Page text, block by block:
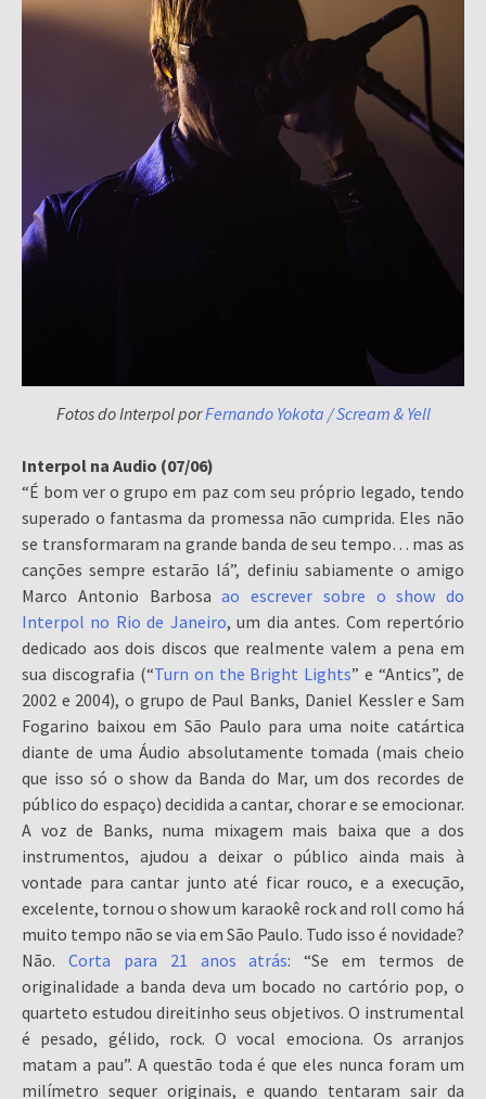
Fotos do Interpol porFernando Yokota / Scream & Yell
Interpol na Audio (07/06)
“É bom ver o grupo em paz com seu próprio legado, tendo
superado o fantasma da promessa não cumprida. Eles não
se transformaram na grande banda de seu tempo… mas as
canções sempre estarão lá”, definiu sabiamente o amigo
Marco Antonio Barbosaao escrever sobre o show do
Interpol no Rio de Janeiro, um dia antes. Com repertório
dedicado aos dois discos que realmente valem a pena em
sua discografia (“Turn on the Bright Lights” e “Antics”, de
2002 e 2004), o grupo de Paul Banks, Daniel Kessler e Sam
Fogarino baixou em São Paulo para uma noite catártica
diante de uma Áudio absolutamente tomada (mais cheio
que isso só o show da Banda do Mar, um dos recordes de
público do espaço) decidida a cantar, chorar e se emocionar.
A voz de Banks, numa mixagem mais baixa que a dos
instrumentos, ajudou a deixar o público ainda mais à
vontade para cantar junto até ficar rouco, e a execução,
excelente, tornou o show um karaokê rock and roll como há
muito tempo não se via em São Paulo. Tudo isso é novidade?
Não. Corta para 21 anos atrás: “Se em termos de
originalidade a banda deva um bocado no cartório pop, o
quarteto estudou direitinho seus objetivos. O instrumental
é pesado, gélido, rock. O vocal emociona. Os arranjos
matam a pau”. A questão toda é que eles nunca foram um
milímetro sequer originais, e quando tentaram sair da